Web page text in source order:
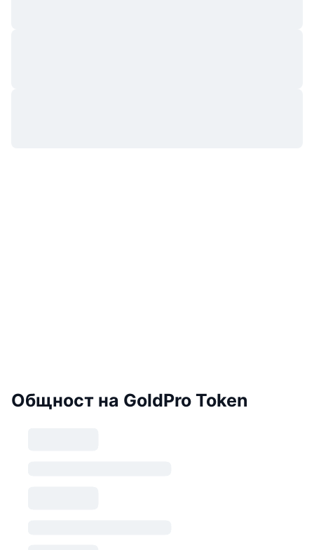
Общност на GoldPro Token